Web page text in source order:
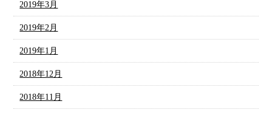
2019年3月
2019年2月
2019年1月
2018年12月
2018年11月